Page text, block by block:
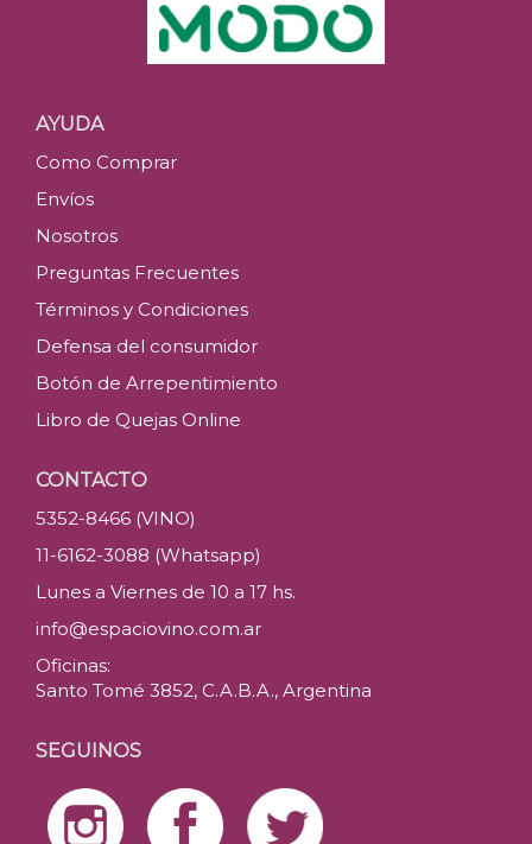
AYUDA
Como Comprar
Envíos
Nosotros
Preguntas Frecuentes
Términos y Condiciones
Defensa del consumidor
Botón de Arrepentimiento
Libro de Quejas Online
CONTACTO
5352-8466 (VINO)
11-6162-3088 (Whatsapp)
Lunes a Viernes de 10 a 17 hs.
info@espaciovino.com.ar
Oficinas:
Santo Tomé 3852, C.A.B.A., Argentina
SEGUINOS